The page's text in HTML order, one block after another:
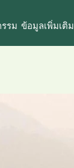
รม ข้อมูลเพิ่มเติม